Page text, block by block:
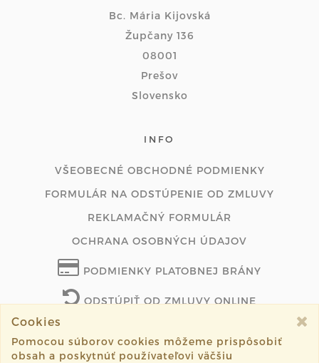
Bc. Mária Kijovská
Župčany 136
08001
Prešov
Slovensko
INFO
VŠEOBECNÉ OBCHODNÉ PODMIENKY
FORMULÁR NA ODSTÚPENIE OD ZMLUVY
REKLAMAČNÝ FORMULÁR
OCHRANA OSOBNÝCH ÚDAJOV
PODMIENKY PLATOBNEJ BRÁNY
ODSTÚPIŤ OD ZMLUVY ONLINE
Cookies
Pomocou súborov cookies môžeme prispôsobiť
obsah a poskytnúť používateľovi väčšiu